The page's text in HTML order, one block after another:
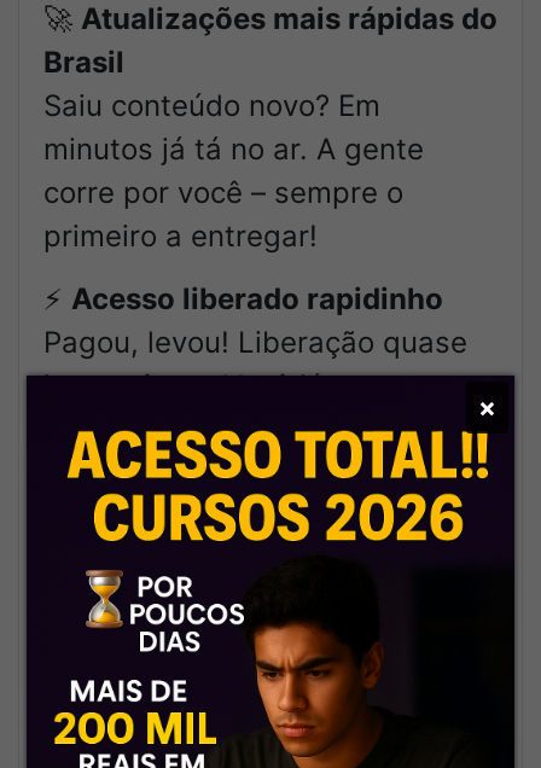
🚀 Atualizações mais rápidas do
Brasil
Saiu conteúdo novo? Em
minutos já tá no ar. A gente
corre por você – sempre o
primeiro a entregar!
⚡ Acesso liberado rapidinho
Pagou, levou! Liberação quase
instantânea. Você já começa a
estudar enquanto outros ainda
estão esperando e reclamando.
Compromisso real com o
aluno
Aqui não é só venda, é parceria.
Nosso foco é te ver aprovado e
com material top do início ao
fim.
×